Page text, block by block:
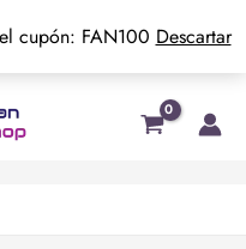
cupón: FAN100 Descartar